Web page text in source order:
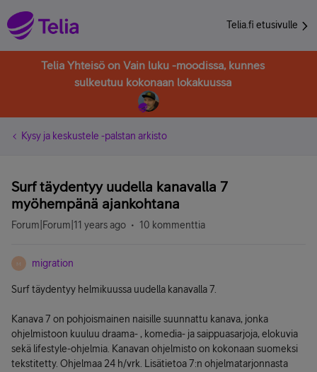
Telia.fi etusivulle
Telia Yhteisö on Vain luku -moodissa, kunnes
sulkeutuu kokonaan lokakuussa
Kysy ja keskustele -palstan arkisto
Surf täydentyy uudella kanavalla 7
myöhempänä ajankohtana
Forum|Forum|11 years ago 10 kommenttia
M migration
Surf täydentyy helmikuussa uudella kanavalla 7.
Kanava 7 on pohjoismainen naisille suunnattu kanava, jonka
ohjelmistoon kuuluu draama- , komedia- ja saippuasarjoja, elokuvia
sekä lifestyle-ohjelmia. Kanavan ohjelmisto on kokonaan suomeksi
tekstitetty. Ohjelmaa 24 h/vrk. Lisätietoa 7:n ohjelmatarjonnasta